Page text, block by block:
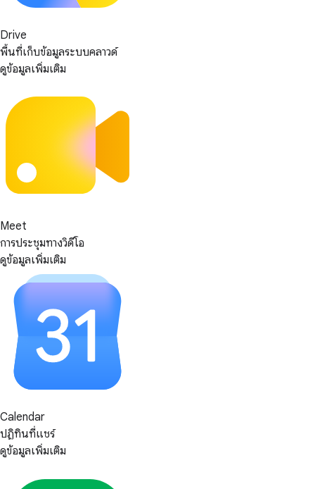
Drive
พื้นที่เก็บข้อมูลระบบคลาวด์
ดูข้อมูลเพิ่มเติม
Meet
การประชุมทางวิดีโอ
ดูข้อมูลเพิ่มเติม
Calendar
ปฏิทินที่แชร์
ดูข้อมูลเพิ่มเติม